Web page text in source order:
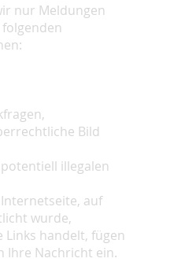
nur Meldungen
Bild
illegalen
auf
wurde,
Links handelt, fügen
Ihre Nachricht ein.